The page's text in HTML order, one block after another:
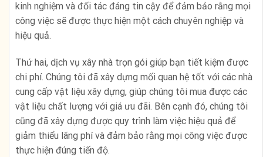
kinh nghiệm và đối tác đáng tin cậy để đảm bảo rằng mọi
công việc sẽ được thực hiện một cách chuyên nghiệp và
hiệu quả.
Thứ hai, dịch vụ xây nhà trọn gói giúp bạn tiết kiệm được
chi phí. Chúng tôi đã xây dựng mối quan hệ tốt với các nhà
cung cấp vật liệu xây dựng, giúp chúng tôi mua được các
vật liệu chất lượng với giá ưu đãi. Bên cạnh đó, chúng tôi
cũng đã xây dựng được quy trình làm việc hiệu quả để
giảm thiểu lãng phí và đảm bảo rằng mọi công việc được
thực hiện đúng tiến độ.